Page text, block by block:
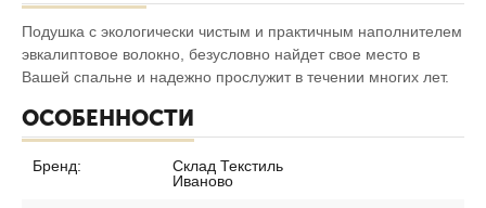
Подушка с экологически чистым и практичным наполнителем
эвкалиптовое волокно, безусловно найдет свое место в
Вашей спальне и надежно прослужит в течении многих лет.
ОСОБЕННОСТИ
Бренд:
Склад Текстиль
Иваново